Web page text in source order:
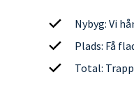
Nybyg: Vi
Plads: Få
Total: